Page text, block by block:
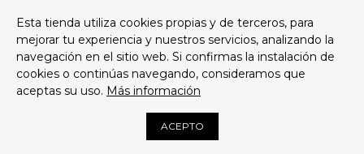
ZAPATO PIEL CORDÓN
ELÁSTICO
24,90 €
ADICIONAR AO CARRINHO
EMPRESA
Esta tienda utiliza cookies propias y de terceros, para
mejorar tu experiencia y nuestros servicios, analizando la
navegación en el sitio web. Si confirmas la instalación de
cookies o continúas navegando, consideramos que
aceptas su uso. Más información
ACEPTO